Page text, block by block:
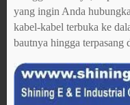
yang ingin Anda
kabel-kabel terbuka ke
bautnya hingga terpasang